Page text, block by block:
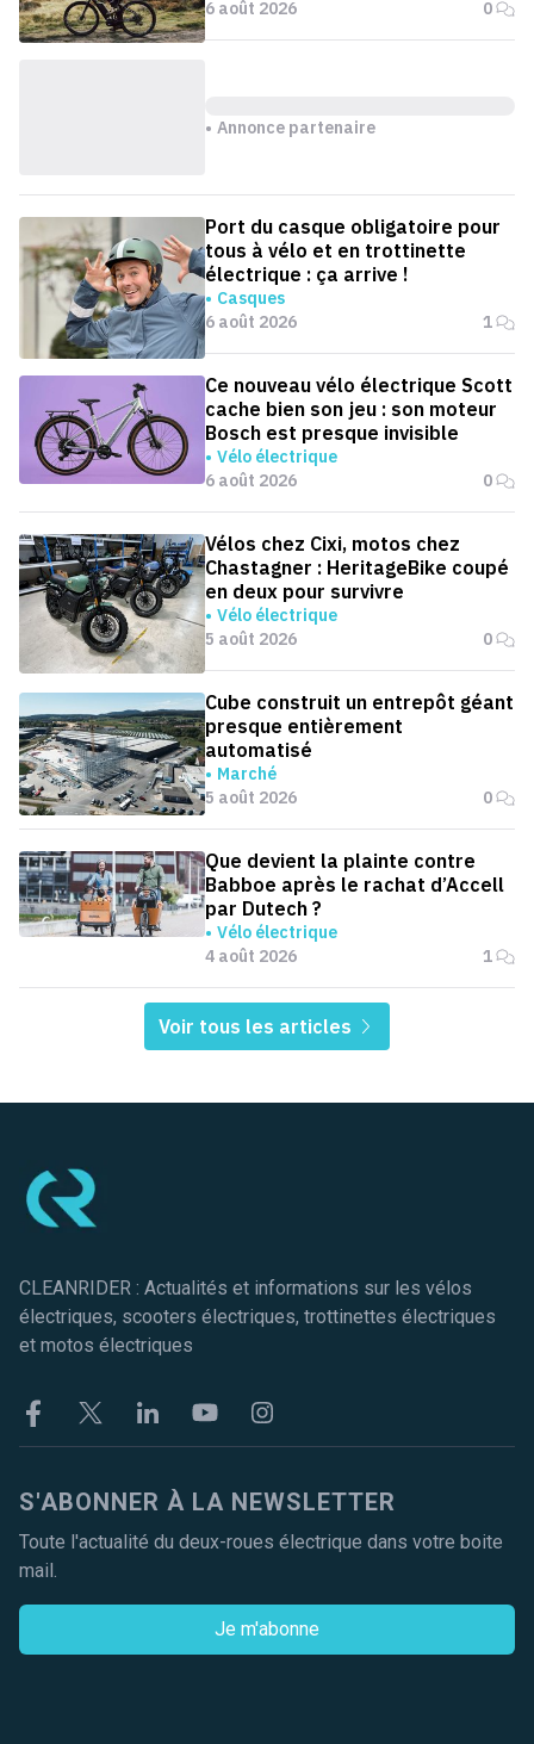
6 août 2026
0
Annonce partenaire
Port du casque obligatoire pour
tous à vélo et en trottinette
électrique : ça arrive !
Casques
6 août 2026
1
Ce nouveau vélo électrique Scott
cache bien son jeu : son moteur
Bosch est presque invisible
Vélo électrique
6 août 2026
0
Vélos chez Cixi, motos chez
Chastagner : HeritageBike coupé
en deux pour survivre
Vélo électrique
5 août 2026
0
Cube construit un entrepôt géant
presque entièrement
automatisé
Marché
5 août 2026
0
Que devient la plainte contre
Babboe après le rachat d’Accell
par Dutech ?
Vélo électrique
4 août 2026
1
Voir tous les articles
CLEANRIDER : Actualités et informations sur les vélos
électriques, scooters électriques, trottinettes électriques
et motos électriques
FacebookTwitter LinkekinYoutubeInstagram
S'ABONNER À LA NEWSLETTER
Toute l'actualité du deux-roues électrique dans votre boite
mail.
Je m'abonne